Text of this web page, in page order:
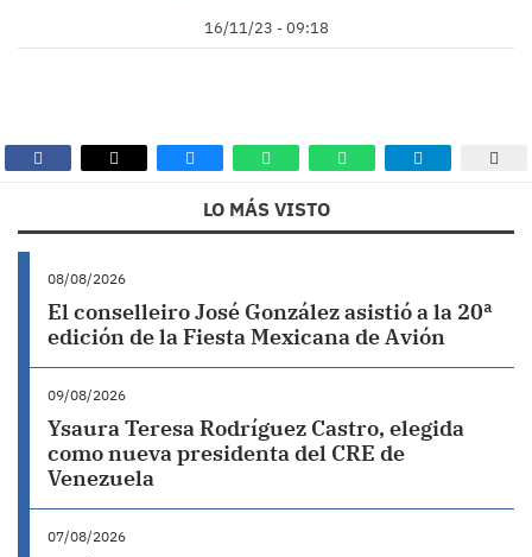
16/11/23 - 09:18
LO MÁS VISTO
08/08/2026
El conselleiro José González asistió a la 20ª
edición de la Fiesta Mexicana de Avión
09/08/2026
Ysaura Teresa Rodríguez Castro, elegida
como nueva presidenta del CRE de
Venezuela
07/08/2026